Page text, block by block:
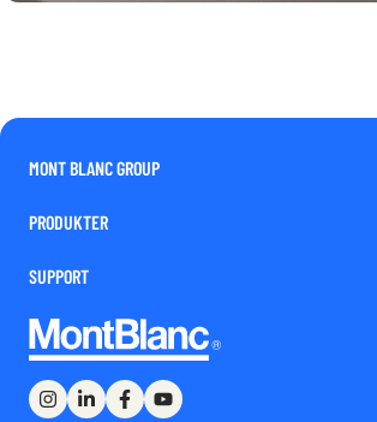
MONT BLANC GROUP
PRODUKTER
SUPPORT